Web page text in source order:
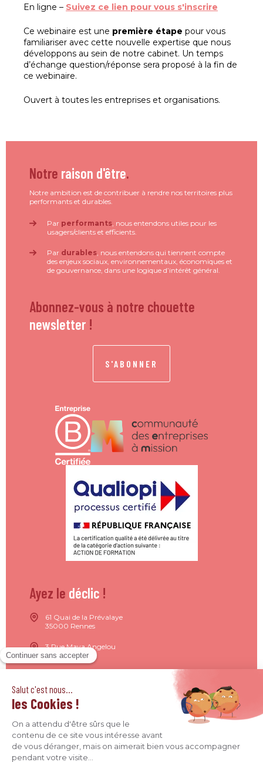
En ligne – Suivez ce lien pour vous s'inscrire
Ce webinaire est une première étape pour vous
familiariser avec cette nouvelle expertise que nous
développons au sein de notre cabinet. Un temps
d’échange question/réponse sera proposé à la fin de
ce webinaire.
Ouvert à toutes les entreprises et organisations.
Notre raison d'être.
Notre ambition est de contribuer à rendre nos territoires plus
performants et durables.
Par performants, nous entendons utiles pour les
usagers/clients et efficients.
Par durables, nous entendons qui tiennent compte
des enjeux sociaux, environnementaux, économiques et
de gouvernance, dans une logique d’intérêt général.
Abonnez-vous à notre chouette
newsletter !
S'ABONNER
Ayez le déclic !
61 Quai de la Prévalaye
35000 Rennes
3 Rue Maya Angelou
44200 Nantes
4 Quai Jean Moulin
09 71 37 26 34
contact@agence-declic.fr